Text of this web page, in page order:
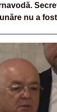
nu a